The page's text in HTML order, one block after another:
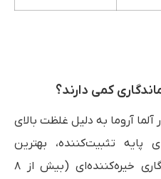
آروما به دلیل غلظت بالای
تثبیت‌کننده، بهترین
عطرهای ترش مردانه ما ماندگاری خیره‌کننده‌ای (بیش از ۸